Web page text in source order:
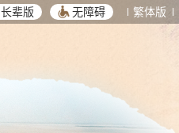
长辈版 无障碍 繁体版